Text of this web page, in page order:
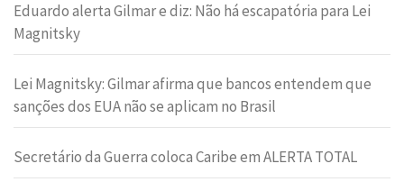
Eduardo alerta Gilmar e diz: Não há escapatória para Lei
Magnitsky
Lei Magnitsky: Gilmar afirma que bancos entendem que
sanções dos EUA não se aplicam no Brasil
Secretário da Guerra coloca Caribe em ALERTA TOTAL